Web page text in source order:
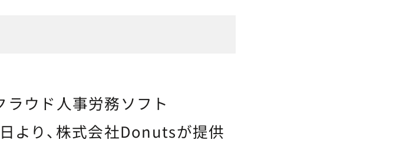
ウド人事労務ソフト
日より、株式会社Donutsが提供